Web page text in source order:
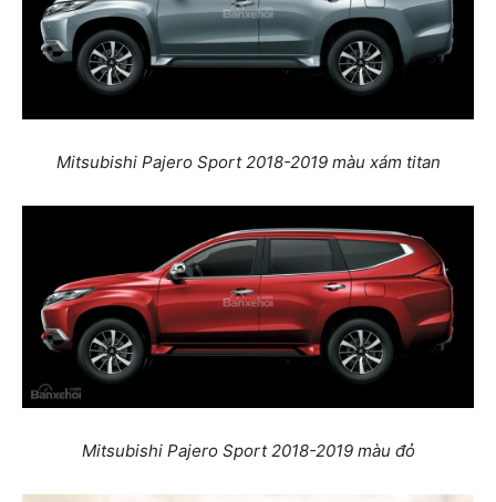
Mitsubishi Pajero Sport 2018-2019 màu xám titan
Mitsubishi Pajero Sport 2018-2019 màu đỏ